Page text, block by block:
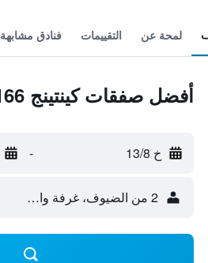
لمحة عن التقييمات فنادق مشابهة
أفضل صفقات كينتينج 166
خ 13/8 -
2 من الضيوف، غرفة واحدة